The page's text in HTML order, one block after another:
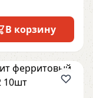
В корзину